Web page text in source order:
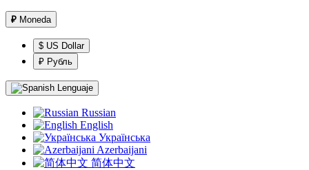
₽ Moneda
$ US Dollar
₽ Рубль
Lenguaje
Russian
English
Українська
Azerbaijani
简体中文